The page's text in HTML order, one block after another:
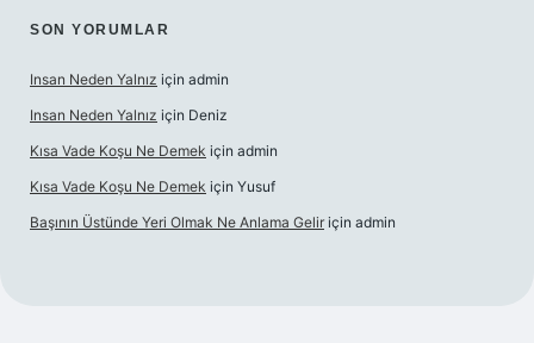
SON YORUMLAR
Insan Neden Yalnız için admin
Insan Neden Yalnız için Deniz
Kısa Vade Koşu Ne Demek için admin
Kısa Vade Koşu Ne Demek için Yusuf
Başının Üstünde Yeri Olmak Ne Anlama Gelir için admin